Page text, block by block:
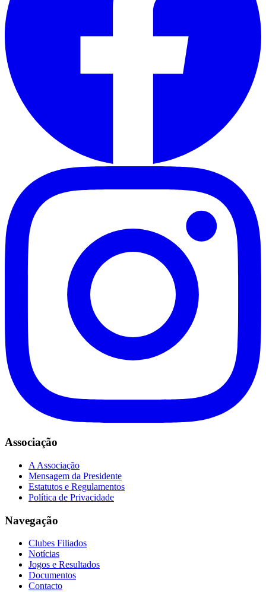
Associação
A Associação
Mensagem da Presidente
Estatutos e Regulamentos
Política de Privacidade
Navegação
Clubes Filiados
Notícias
Jogos e Resultados
Documentos
Contacto